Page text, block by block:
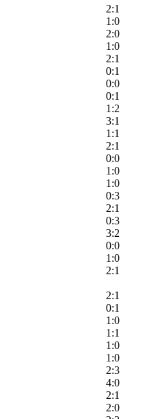
2:1
1:0
2:0
1:0
2:1
0:1
0:0
0:1
1:2
3:1
1:1
2:1
0:0
1:0
1:0
0:3
2:1
0:3
3:2
0:0
1:0
2:1
2:1
0:1
1:0
1:1
1:0
1:0
2:3
4:0
2:1
2:0